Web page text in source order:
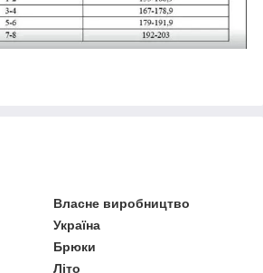
Власне виробництво
Україна
Брюки
Літо